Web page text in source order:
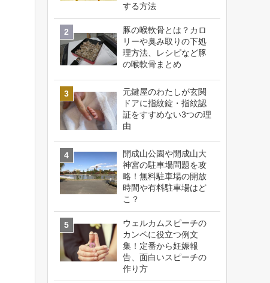
する方法
豚の喉軟骨とは？カロ
リーや臭み取りの下処
理方法、レシピなど豚
の喉軟骨まとめ
元鍵屋のわたしが玄関
ドアに指紋錠・指紋認
証をすすめない3つの理
由
開成山公園や開成山大
神宮の駐車場問題を攻
略！無料駐車場の開放
時間や有料駐車場はど
こ？
ウェルカムスピーチの
カンペに役立つ例文
集！定番から妊娠報
告、面白いスピーチの
作り方